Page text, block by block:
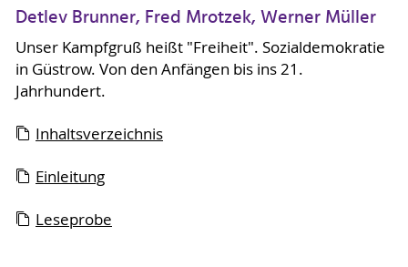
Detlev Brunner, Fred Mrotzek, Werner Müller
Unser Kampfgruß heißt "Freiheit". Sozialdemokratie
in Güstrow. Von den Anfängen bis ins 21.
Jahrhundert.
Inhaltsverzeichnis
Einleitung
Leseprobe